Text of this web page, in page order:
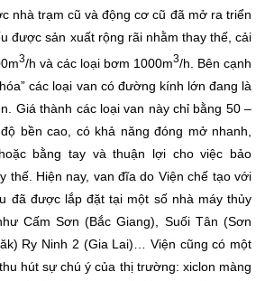
nhà trạm cũ và động cơ cũ đã mở ra triển
được sản xuất rộng rãi nhằm thay thế, cải
3/h và các loại bơm 1000m3/h. Bên cạnh
các loại van có đường kính lớn đang là
Giá thành các loại van này chỉ bằng 50 –
bền cao, có khả năng đóng mở nhanh,
bằng tay và thuận lợi cho việc bảo
thế. Hiện nay, van đĩa do Viện chế tạo với
đã được lắp đặt tại một số nhà máy thủy
Cấm Sơn (Bắc Giang), Suối Tân (Sơn
Ry Ninh 2 (Gia Lai)… Viện cũng có một
hút sự chú ý của thị trường: xiclon màng